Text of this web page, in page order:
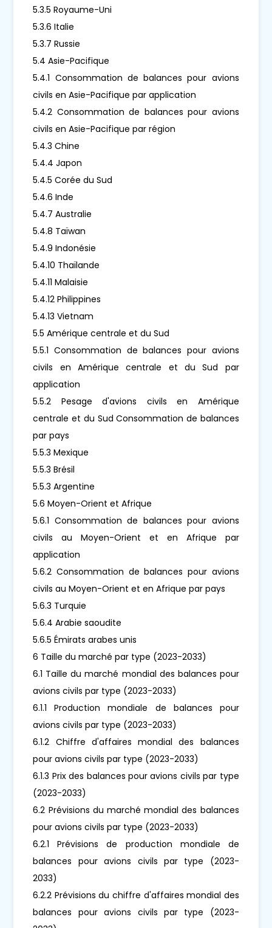
5.3.5 Royaume-Uni
5.3.6 Italie
5.3.7 Russie
5.4 Asie-Pacifique
5.4.1 Consommation de balances pour avions
civils en Asie-Pacifique par application
5.4.2 Consommation de balances pour avions
civils en Asie-Pacifique par région
5.4.3 Chine
5.4.4 Japon
5.4.5 Corée du Sud
5.4.6 Inde
5.4.7 Australie
5.4.8 Taïwan
5.4.9 Indonésie
5.4.10 Thaïlande
5.4.11 Malaisie
5.4.12 Philippines
5.4.13 Vietnam
5.5 Amérique centrale et du Sud
5.5.1 Consommation de balances pour avions
civils en Amérique centrale et du Sud par
application
5.5.2 Pesage d'avions civils en Amérique
centrale et du Sud Consommation de balances
par pays
5.5.3 Mexique
5.5.3 Brésil
5.5.3 Argentine
5.6 Moyen-Orient et Afrique
5.6.1 Consommation de balances pour avions
civils au Moyen-Orient et en Afrique par
application
5.6.2 Consommation de balances pour avions
civils au Moyen-Orient et en Afrique par pays
5.6.3 Turquie
5.6.4 Arabie saoudite
5.6.5 Émirats arabes unis
6 Taille du marché par type (2023-2033)
6.1 Taille du marché mondial des balances pour
avions civils par type (2023-2033)
6.1.1 Production mondiale de balances pour
avions civils par type (2023-2033)
6.1.2 Chiffre d'affaires mondial des balances
pour avions civils par type (2023-2033)
6.1.3 Prix des balances pour avions civils par type
(2023-2033)
6.2 Prévisions du marché mondial des balances
pour avions civils par type (2023-2033)
6.2.1 Prévisions de production mondiale de
balances pour avions civils par type (2023-
2033)
6.2.2 Prévisions du chiffre d'affaires mondial des
balances pour avions civils par type (2023-